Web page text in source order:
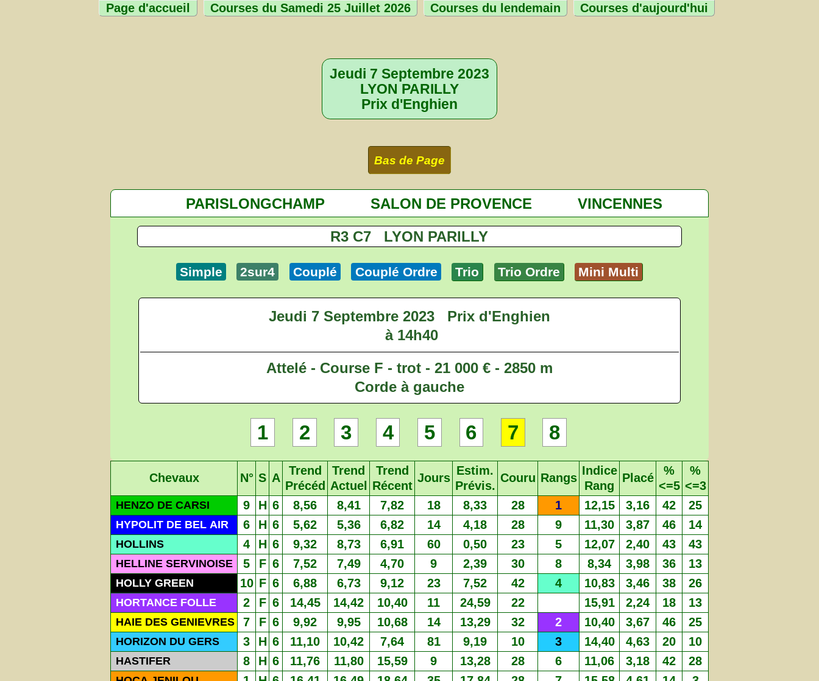
Page d'accueil Courses du Samedi 25 Juillet 2026 Courses du lendemain Courses d'aujourd'hui
Jeudi 7 Septembre 2023
LYON PARILLY
Prix d'Enghien
Bas de Page
PARISLONGCHAMP SALON DE PROVENCE VINCENNES
R3 C7 LYON PARILLY
Simple 2sur4 Couplé Couplé Ordre Trio Trio Ordre Mini Multi
Jeudi 7 Septembre 2023
Prix d'Enghien
à 14h40
Attelé - Course F - trot - 21 000 € - 2850 m
Corde à gauche
1 2 3 4 5 6 7 8
Chevaux N° S A
Trend
Précéd
Trend
Actuel
Trend
Récent
Jours
Estim.
Prévis.
Couru Rangs
Indice
Rang
Placé
%
<=5
%
<=3
HENZO DE CARSI 9 H 6 8,56 8,41 7,82 18 8,33 28 1 12,15 3,16 42 25
HYPOLIT DE BEL AIR 6 H 6 5,62 5,36 6,82 14 4,18 28 9 11,30 3,87 46 14
HOLLINS 4 H 6 9,32 8,73 6,91 60 0,50 23 5 12,07 2,40 43 43
HELLINE SERVINOISE 5 F 6 7,52 7,49 4,70 9 2,39 30 8 8,34 3,98 36 13
HOLLY GREEN 10 F 6 6,88 6,73 9,12 23 7,52 42 4 10,83 3,46 38 26
HORTANCE FOLLE 2 F 6 14,45 14,42 10,40 11 24,59 22 15,91 2,24 18 13
HAIE DES GENIEVRES 7 F 6 9,92 9,95 10,68 14 13,29 32 2 10,40 3,67 46 25
HORIZON DU GERS 3 H 6 11,10 10,42 7,64 81 9,19 10 3 14,40 4,63 20 10
HASTIFER 8 H 6 11,76 11,80 15,59 9 13,28 28 6 11,06 3,18 42 28